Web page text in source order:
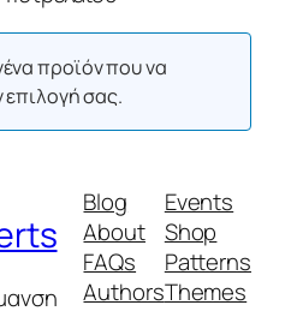
προϊόν που να
επιλογή σας.
Blog
About
FAQs
Authors
Events
Shop
Patterns
Themes